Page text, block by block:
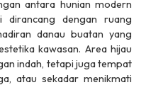
antara hunian modern
dirancang dengan ruang
danau buatan yang
kawasan. Area hijau
indah, tetapi juga tempat
atau sekadar menikmati